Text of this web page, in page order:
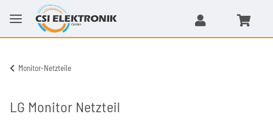
Monitor-Netzteile
LG Monitor Netzteil